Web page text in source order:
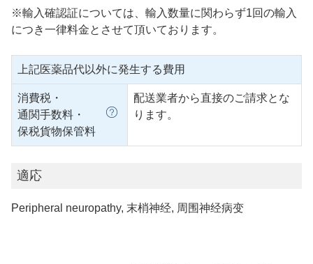
※輸入確認証については、輸入数量に関わらず1回の輸入
につき一律料金とさせて頂いております。
上記医薬品代以外に発生する費用
消費税・
通関手数料・
保税貨物保管料
配送業者から直接のご請求とな
ります。
適応
Peripheral neuropathy, 末梢神经, 周围神经病变